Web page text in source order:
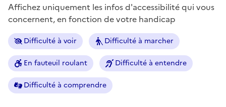
Affichez uniquement les infos d'accessibilité qui vous
concernent, en fonction de votre handicap
Difficulté à voir Difficulté à marcher
En fauteuil roulant Difficulté à entendre
Difficulté à comprendre